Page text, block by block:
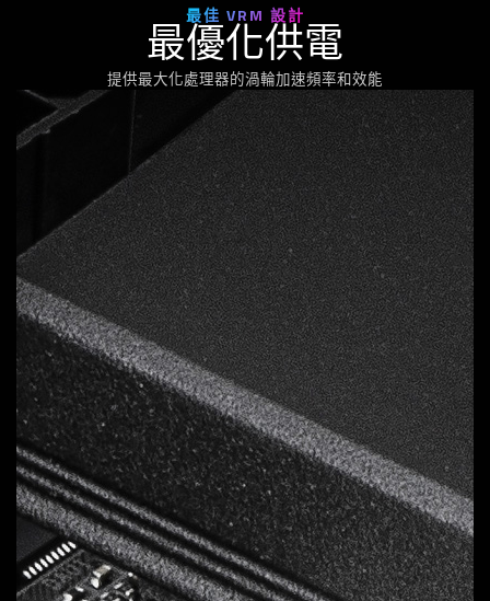
最佳 VRM 設計
最優化供電
提供最大化處理器的渦輪加速頻率和效能